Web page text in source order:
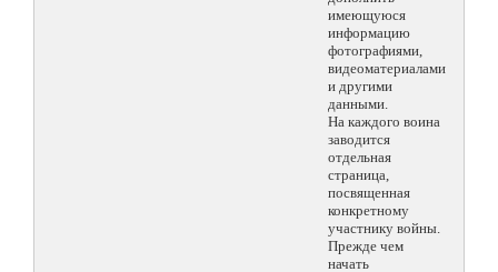
имеющуюся
информацию
фотографиями,
видеоматериалами
и другими
данными.
На каждого воина
заводится
отдельная
страница,
посвященная
конкретному
участнику войны.
Прежде чем
начать